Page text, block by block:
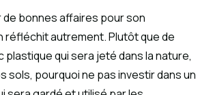
de bonnes affaires pour son
réfléchit autrement. Plutôt que de
plastique qui sera jeté dans la nature,
sols, pourquoi ne pas investir dans un